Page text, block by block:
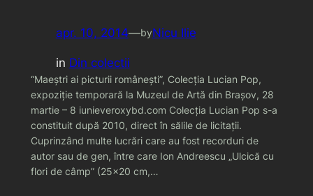
apr. 10, 2014—byNicu Ilie
in Din colectii
“Maeştri ai picturii româneşti”, Colecţia Lucian Pop,
expoziţie temporară la Muzeul de Artă din Braşov, 28
martie – 8 iunieveroxybd.com Colecţia Lucian Pop s-a
constituit după 2010, direct în sălile de licitaţii.
Cuprinzând multe lucrări care au fost recorduri de
autor sau de gen, între care Ion Andreescu „Ulcică cu
flori de câmp” (25×20 cm,…